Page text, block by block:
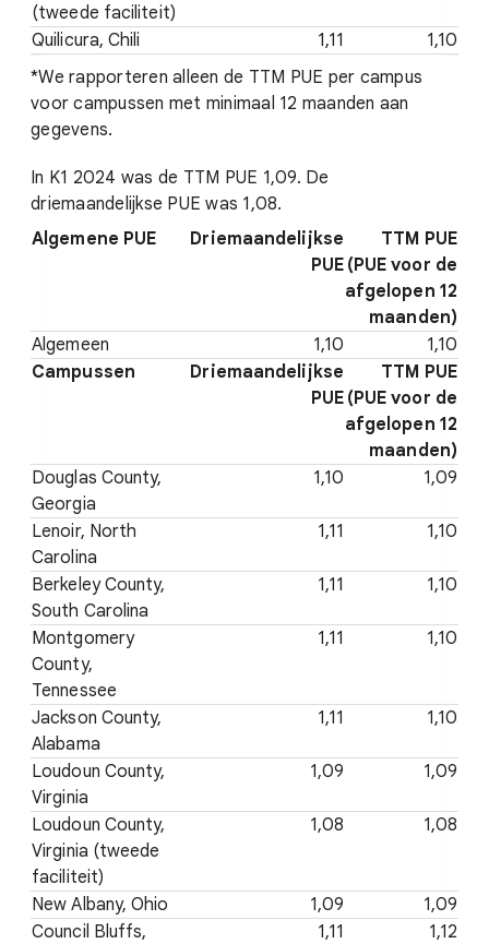
(tweede faciliteit)
Quilicura, Chili 1,11
1,10
*We rapporteren alleen de TTM PUE per campus
voor campussen met minimaal 12 maanden aan
gegevens.
In K1 2024 was de TTM PUE 1,09. De
driemaandelijkse PUE was 1,08.
Algemene PUE
Driemaandelijkse
PUE
TTM PUE
(PUE voor de
afgelopen 12
maanden)
Algemeen
1,10
1,10
Campussen
Driemaandelijkse
PUE
TTM PUE
(PUE voor de
afgelopen 12
maanden)
Douglas County,
Georgia
1,10 1,09
Lenoir, North
Carolina
1,11 1,10
Berkeley County,
South Carolina
1,11 1,10
Montgomery
County,
Tennessee
1,11 1,10
Jackson County,
Alabama
1,11 1,10
Loudoun County,
Virginia
1,09 1,09
Loudoun County,
Virginia (tweede
faciliteit)
1,08 1,08
New Albany, Ohio 1,09
1,09
Council Bluffs,
1,11 1,12